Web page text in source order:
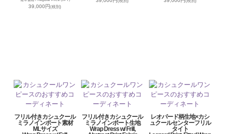
39,000円(税別)
フリル付きカシュクール
ミラノインポート素材
MLサイズ
フリル付きカシュクール
ミラノインポート生地
Wrap Dress w/ Frill,
レオパード柄生地×カシ
ュクールセンターフリル
タイト